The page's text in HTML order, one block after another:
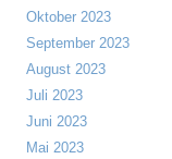
Oktober 2023
September 2023
August 2023
Juli 2023
Juni 2023
Mai 2023